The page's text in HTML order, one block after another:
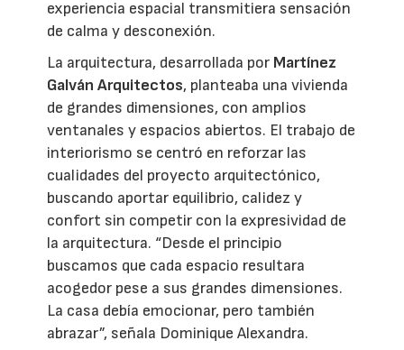
experiencia espacial transmitiera sensación
de calma y desconexión.
La arquitectura, desarrollada por Martínez
Galván Arquitectos, planteaba una vivienda
de grandes dimensiones, con amplios
ventanales y espacios abiertos. El trabajo de
interiorismo se centró en reforzar las
cualidades del proyecto arquitectónico,
buscando aportar equilibrio, calidez y
confort sin competir con la expresividad de
la arquitectura. “Desde el principio
buscamos que cada espacio resultara
acogedor pese a sus grandes dimensiones.
La casa debía emocionar, pero también
abrazar”, señala Dominique Alexandra.